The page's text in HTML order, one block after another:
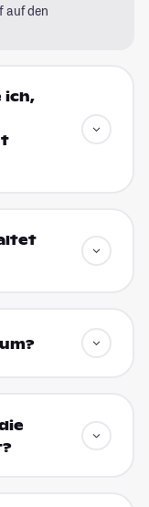
auf den
ich,